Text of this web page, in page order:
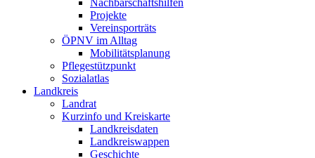
Nachbarschaftshilfen
Projekte
Vereinsporträts
ÖPNV im Alltag
Mobilitätsplanung
Pflegestützpunkt
Sozialatlas
Landkreis
Landrat
Kurzinfo und Kreiskarte
Landkreisdaten
Landkreiswappen
Geschichte